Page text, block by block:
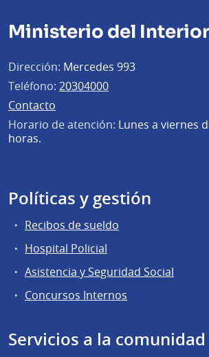
Ministerio del Interior
Dirección: Mercedes 993
Teléfono: 20304000
Contacto
Horario de atención: Lunes a viernes
horas.
Políticas y gestión
Recibos de sueldo
Hospital Policial
Asistencia y Seguridad Social
Concursos Internos
Servicios a la comunidad